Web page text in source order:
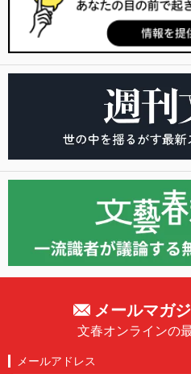
メールマガ
文春オンラインの
メールアドレス